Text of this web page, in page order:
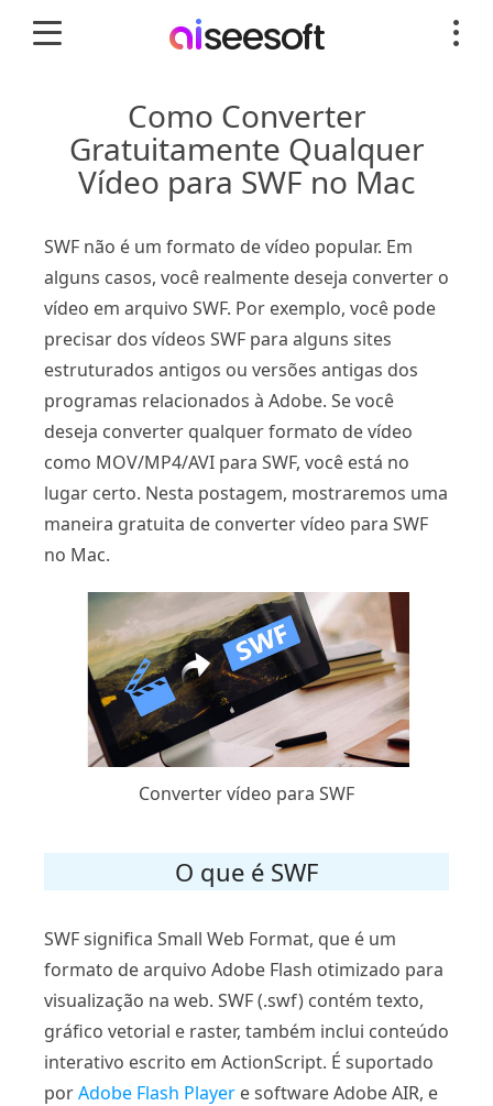
Como Converter
Gratuitamente Qualquer
Vídeo para SWF no Mac
SWF não é um formato de vídeo popular. Em
alguns casos, você realmente deseja converter o
vídeo em arquivo SWF. Por exemplo, você pode
precisar dos vídeos SWF para alguns sites
estruturados antigos ou versões antigas dos
programas relacionados à Adobe. Se você
deseja converter qualquer formato de vídeo
como MOV/MP4/AVI para SWF, você está no
lugar certo. Nesta postagem, mostraremos uma
maneira gratuita de converter vídeo para SWF
no Mac.
Converter vídeo para SWF
O que é SWF
SWF significa Small Web Format, que é um
formato de arquivo Adobe Flash otimizado para
visualização na web. SWF (.swf) contém texto,
gráfico vetorial e raster, também inclui conteúdo
interativo escrito em ActionScript. É suportado
porAdobe Flash Player e software Adobe AIR, e